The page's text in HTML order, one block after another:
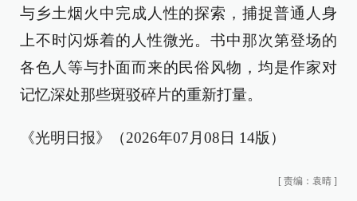
与乡土烟火中完成人性的探索，捕捉普通人身
上不时闪烁着的人性微光。书中那次第登场的
各色人等与扑面而来的民俗风物，均是作家对
记忆深处那些斑驳碎片的重新打量。
《光明日报》（2026年07月08日 14版）
[ 责编：袁晴 ]